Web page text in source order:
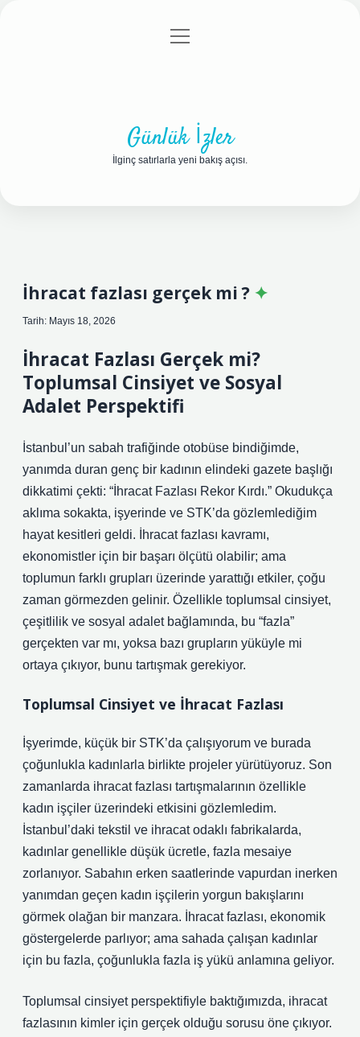
Gizlilik Politikası
menüyü
Günlük İzler
İlginç satırlarla yeni bakış açısı.
İhracat fazlası gerçek mi ?
Tarih: Mayıs 18, 2026
İhracat Fazlası Gerçek mi?
Toplumsal Cinsiyet ve Sosyal
Adalet Perspektifi
İstanbul’un sabah trafiğinde otobüse bindiğimde,
yanımda duran genç bir kadının elindeki gazete başlığı
dikkatimi çekti: “İhracat Fazlası Rekor Kırdı.” Okudukça
aklıma sokakta, işyerinde ve STK’da gözlemlediğim
hayat kesitleri geldi. İhracat fazlası kavramı,
ekonomistler için bir başarı ölçütü olabilir; ama
toplumun farklı grupları üzerinde yarattığı etkiler, çoğu
zaman görmezden gelinir. Özellikle toplumsal cinsiyet,
çeşitlilik ve sosyal adalet bağlamında, bu “fazla”
gerçekten var mı, yoksa bazı grupların yüküyle mi
ortaya çıkıyor, bunu tartışmak gerekiyor.
Toplumsal Cinsiyet ve İhracat Fazlası
İşyerimde, küçük bir STK’da çalışıyorum ve burada
çoğunlukla kadınlarla birlikte projeler yürütüyoruz. Son
zamanlarda ihracat fazlası tartışmalarının özellikle
kadın işçiler üzerindeki etkisini gözlemledim.
İstanbul’daki tekstil ve ihracat odaklı fabrikalarda,
kadınlar genellikle düşük ücretle, fazla mesaiye
zorlanıyor. Sabahın erken saatlerinde vapurdan inerken
yanımdan geçen kadın işçilerin yorgun bakışlarını
görmek olağan bir manzara. İhracat fazlası, ekonomik
göstergelerde parlıyor; ama sahada çalışan kadınlar
için bu fazla, çoğunlukla fazla iş yükü anlamına geliyor.
Toplumsal cinsiyet perspektifiyle baktığımızda, ihracat
fazlasının kimler için gerçek olduğu sorusu öne çıkıyor.